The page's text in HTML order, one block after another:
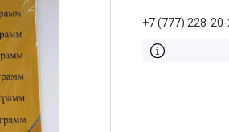
+7 (777) 228-